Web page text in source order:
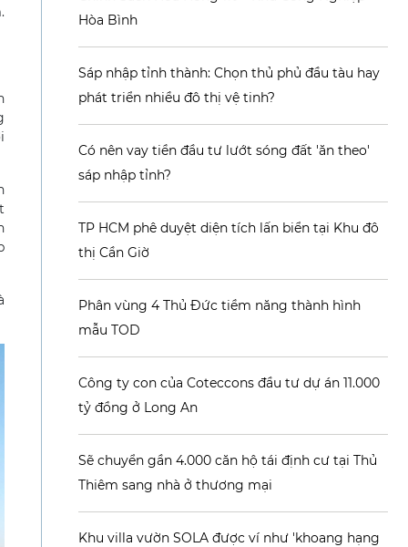
Hòa Bình
Sáp nhập tỉnh thành: Chọn thủ phủ đầu tàu hay
phát triển nhiều đô thị vệ tinh?
Có nên vay tiền đầu tư lướt sóng đất 'ăn theo'
sáp nhập tỉnh?
TP HCM phê duyệt diện tích lấn biển tại Khu đô
thị Cần Giờ
Phân vùng 4 Thủ Đức tiềm năng thành hình
mẫu TOD
Công ty con của Coteccons đầu tư dự án 11.000
tỷ đồng ở Long An
Sẽ chuyển gần 4.000 căn hộ tái định cư tại Thủ
Thiêm sang nhà ở thương mại
Khu villa vườn SOLA được ví như 'khoang hạng